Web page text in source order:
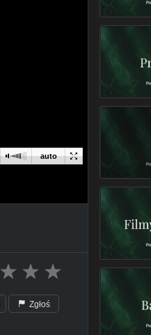
auto
Zgłoś